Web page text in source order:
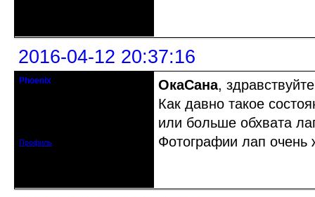
2016-04-12 20:37:16
Phoenix
Профиль
ОкаСана,
Как давно такое
или больше обхвата
Фотографии лап очень